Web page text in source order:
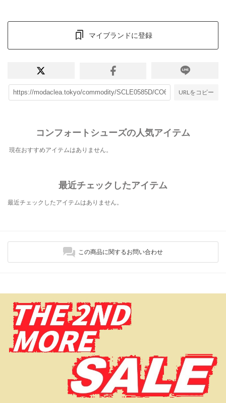
マイブランドに登録
URLをコピー
コンフォートシューズの人気アイテム
現在おすすめアイテムはありません。
最近チェックしたアイテム
最近チェックしたアイテムはありません。
この商品に関するお問い合わせ